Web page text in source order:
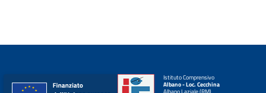
Istituto Comprensivo
Albano - Loc. Cecchina